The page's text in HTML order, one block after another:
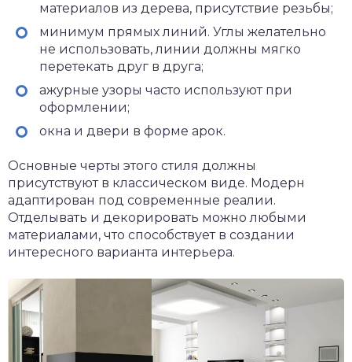
материалов из дерева, присутствие резьбы;
минимум прямых линий. Углы желательно
не использовать, линии должны мягко
перетекать друг в друга;
ажурные узоры часто используют при
оформлении;
окна и двери в форме арок.
Основные черты этого стиля должны
присутствуют в классическом виде. Модерн
адаптирован под современные реалии.
Отделывать и декорировать можно любыми
материалами, что способствует в создании
интересного варианта интерьера.